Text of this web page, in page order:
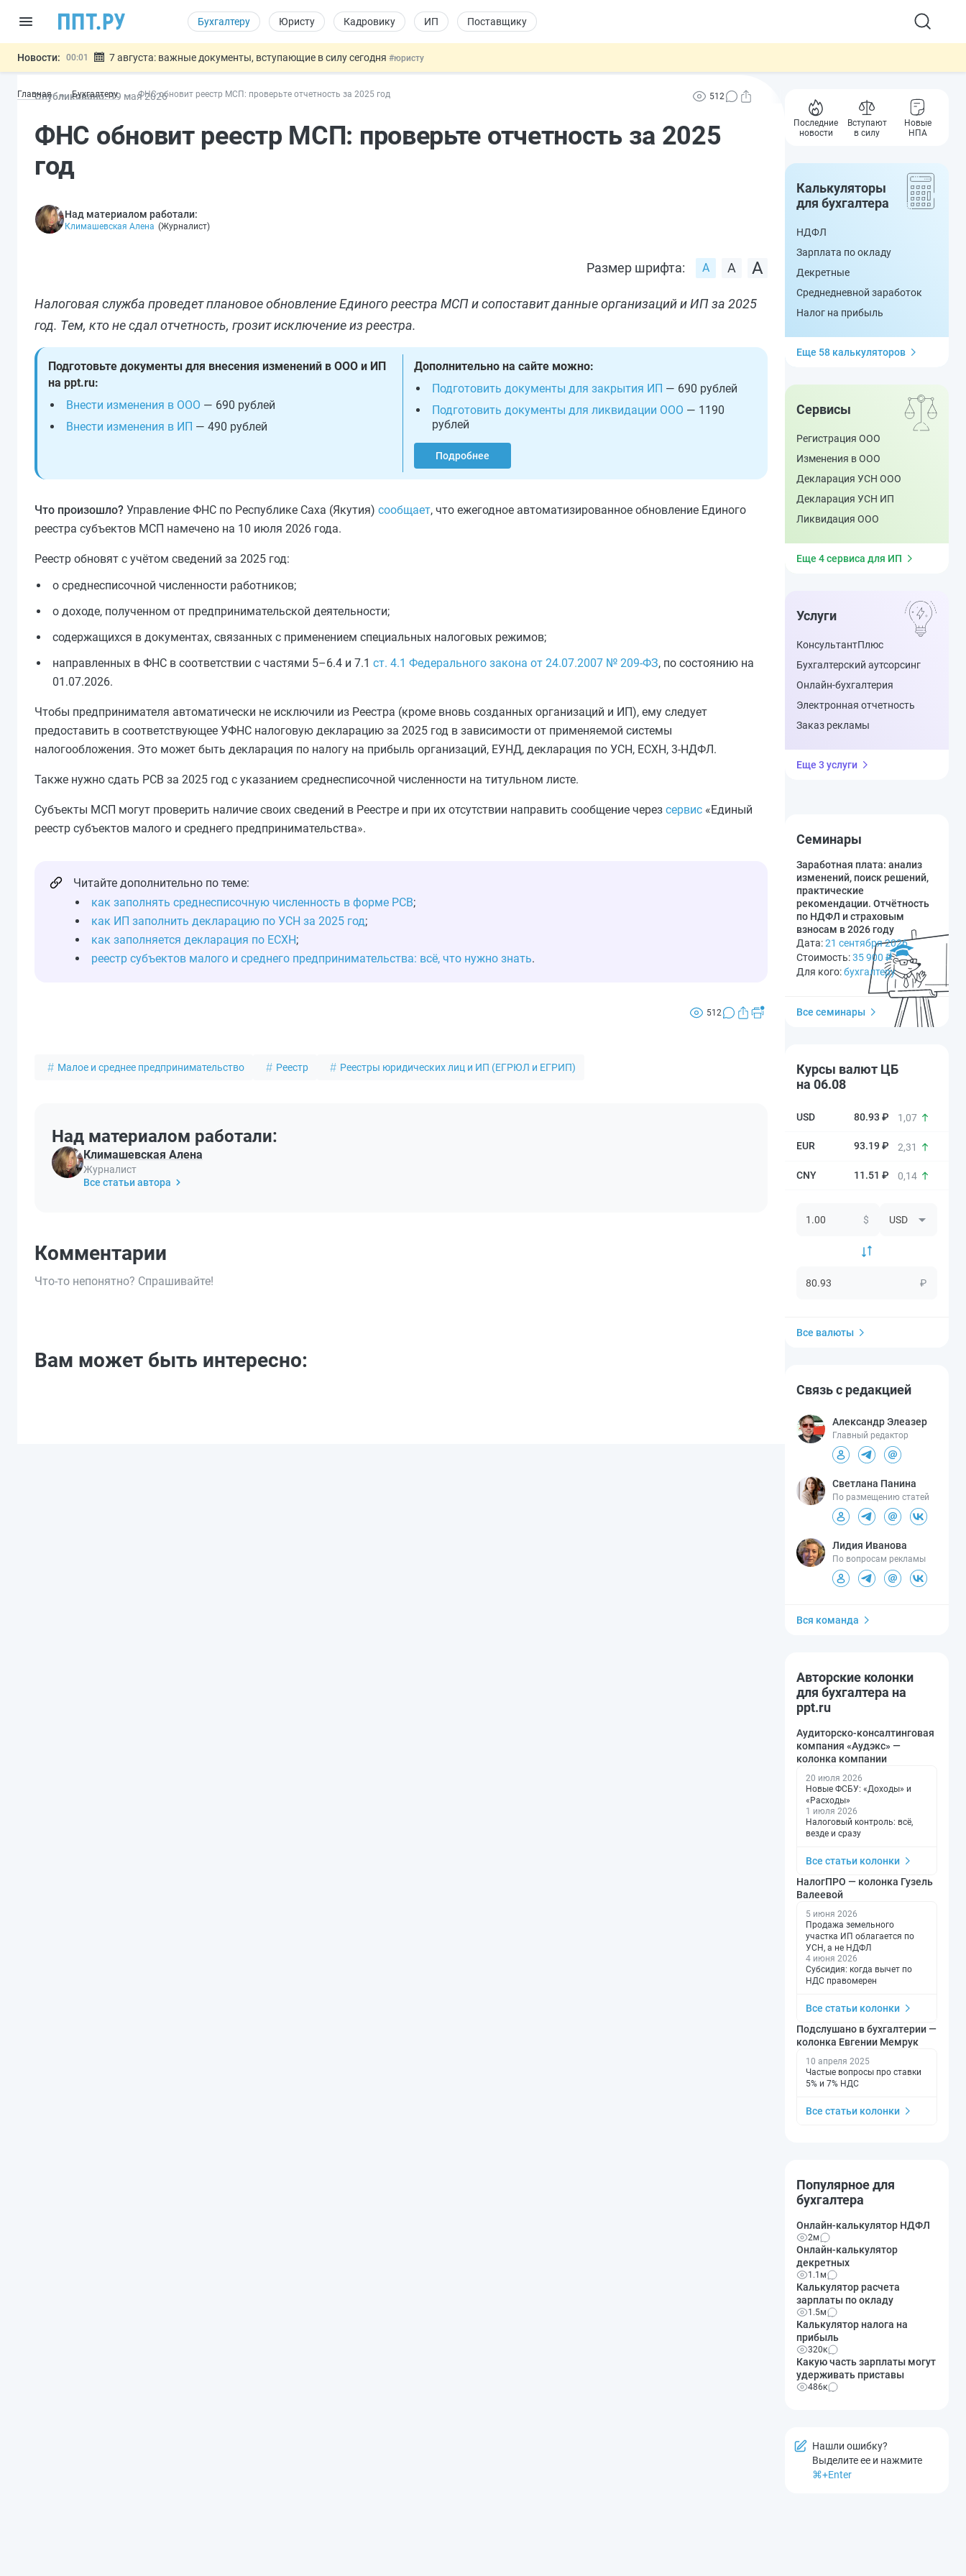
Бухгалтеру Юристу Кадровику ИП Поставщику
Новости: 00:01 7 августа: важные документы, вступающие в силу сегодня #юристу
06.08 Подписан указ об отмене спецрежима для вкладов физлиц из недружественных стран
06.08
Важно Обеспечительный платёж СПОТ могут заменить банковской гарантией #бухгалтеру
Главная Бухгалтеру ФНС обновит реестр МСП: проверьте отчетность за 2025 год
Опубликовано: 19 мая 2026 512
ФНС обновит реестр МСП: проверьте отчетность за 2025
год
Над материалом работали:
Климашевская Алена (Журналист)
Размер шрифта:
Налоговая служба проведет плановое обновление Единого реестра МСП и сопоставит данные организаций и ИП за 2025
год. Тем, кто не сдал отчетность, грозит исключение из реестра.
Подготовьте документы для внесения изменений в ООО и ИП
на ppt.ru:
Внести изменения в ООО — 690 рублей
Внести изменения в ИП — 490 рублей
Дополнительно на сайте можно:
Подготовить документы для закрытия ИП — 690 рублей
Подготовить документы для ликвидации ООО — 1190
рублей
Подробнее
Что произошло? Управление ФНС по Республике Саха (Якутия) сообщает, что ежегодное автоматизированное обновление Единого
реестра субъектов МСП намечено на 10 июля 2026 года.
Реестр обновят с учётом сведений за 2025 год:
о среднесписочной численности работников;
о доходе, полученном от предпринимательской деятельности;
содержащихся в документах, связанных с применением специальных налоговых режимов;
направленных в ФНС в соответствии с частями 5–6.4 и 7.1 ст. 4.1 Федерального закона от 24.07.2007 № 209-ФЗ, по состоянию на
01.07.2026.
Чтобы предпринимателя автоматически не исключили из Реестра (кроме вновь созданных организаций и ИП), ему следует
предоставить в соответствующее УФНС налоговую декларацию за 2025 год в зависимости от применяемой системы
налогообложения. Это может быть декларация по налогу на прибыль организаций, ЕУНД, декларация по УСН, ЕСХН, 3‑НДФЛ.
Также нужно сдать РСВ за 2025 год с указанием среднесписочной численности на титульном листе.
Субъекты МСП могут проверить наличие своих сведений в Реестре и при их отсутствии направить сообщение через сервис «Единый
реестр субъектов малого и среднего предпринимательства».
Читайте дополнительно по теме:
как заполнять среднесписочную численность в форме РСВ;
как ИП заполнить декларацию по УСН за 2025 год;
как заполняется декларация по ЕСХН;
реестр субъектов малого и среднего предпринимательства: всё, что нужно знать.
512
Малое и среднее предпринимательство Реестр Реестры юридических лиц и ИП (ЕГРЮЛ и ЕГРИП)
Над материалом работали:
Климашевская Алена
Журналист
Все статьи автора
Комментарии
Что-то непонятно? Спрашивайте!
Вам может быть интересно:
Последние
новости
Вступают
в силу
Новые
НПА
Калькуляторы
для бухгалтера
НДФЛ
Зарплата по окладу
Декретные
Среднедневной заработок
Налог на прибыль
Еще 58 калькуляторов
Сервисы
Регистрация ООО
Изменения в ООО
Декларация УСН ООО
Декларация УСН ИП
Ликвидация ООО
Еще 4 сервиса для ИП
Услуги
КонсультантПлюс
Бухгалтерский аутсорсинг
Онлайн-бухгалтерия
Электронная отчетность
Заказ рекламы
Еще 3 услуги
Семинары
Заработная плата: анализ
изменений, поиск решений,
практические
рекомендации. Отчётность
по НДФЛ и страховым
взносам в 2026 году
Дата:21 сентября 2026
Стоимость:35 900 ₽
Для кого:бухгалтеру
Все семинары
Курсы валют ЦБ
на 06.08
80.93 ₽ 1,07
93.19 ₽ 2,31
11.51 ₽ 0,14
$
₽
Все валюты
Связь с редакцией
Александр Элеазер
Главный редактор
Светлана Панина
По размещению статей
Лидия Иванова
По вопросам рекламы
Вся команда
Авторские колонки
для бухгалтера на
ppt.ru
Аудиторско-консалтинговая
компания «Аудэкс» —
колонка компании
20 июля 2026
Новые ФСБУ: «Доходы» и
«Расходы»
1 июля 2026
Налоговый контроль: всё,
везде и сразу
Все статьи колонки
НалогПРО — колонка Гузель
Валеевой
5 июня 2026
Продажа земельного
участка ИП облагается по
УСН, а не НДФЛ
4 июня 2026
Субсидия: когда вычет по
НДС правомерен
Все статьи колонки
Подслушано в бухгалтерии —
колонка Евгении Мемрук
10 апреля 2025
Частые вопросы про ставки
5% и 7% НДС
Все статьи колонки
Популярное для
бухгалтера
Онлайн-калькулятор НДФЛ
2м
Онлайн-калькулятор
декретных
1.1м
Калькулятор расчета
зарплаты по окладу
1.5м
Калькулятор налога на
прибыль
320к
Какую часть зарплаты могут
удерживать приставы
486к
Нашли ошибку?
Выделите ее и нажмите
⌘+Enter